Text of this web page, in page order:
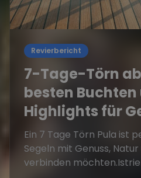
Revierbericht
7-Tage-Törn
besten
Highlights für
Ein 7 Tage Törn Pula ist
Segeln mit Genuss,
verbinden